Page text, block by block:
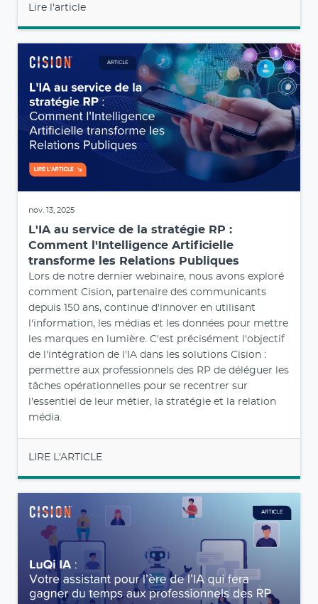
Lire l'article
nov. 13, 2025
L'IA au service de la stratégie RP :
Comment l'Intelligence Artificielle
transforme les Relations Publiques
Lors de notre dernier webinaire, nous avons exploré
comment Cision, partenaire des communicants
depuis 150 ans, continue d'innover en utilisant
l'information, les médias et les données pour mettre
les marques en lumière. C'est précisément l'objectif
de l'intégration de l'IA dans les solutions Cision :
permettre aux professionnels des RP de déléguer les
tâches opérationnelles pour se recentrer sur
l'essentiel de leur métier, la stratégie et la relation
média.
LIRE L'ARTICLE